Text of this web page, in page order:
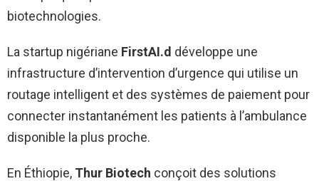
biotechnologies.
La startup nigériane FirstAI.d développe une
infrastructure d’intervention d’urgence qui utilise un
routage intelligent et des systèmes de paiement pour
connecter instantanément les patients à l’ambulance
disponible la plus proche.
En Éthiopie, Thur Biotech conçoit des solutions